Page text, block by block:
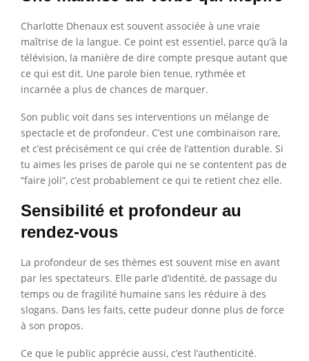
Charlotte Dhenaux est souvent associée à une vraie
maîtrise de la langue. Ce point est essentiel, parce qu’à la
télévision, la manière de dire compte presque autant que
ce qui est dit. Une parole bien tenue, rythmée et
incarnée a plus de chances de marquer.
Son public voit dans ses interventions un mélange de
spectacle et de profondeur. C’est une combinaison rare,
et c’est précisément ce qui crée de l’attention durable. Si
tu aimes les prises de parole qui ne se contentent pas de
“faire joli”, c’est probablement ce qui te retient chez elle.
Sensibilité et profondeur au
rendez-vous
La profondeur de ses thèmes est souvent mise en avant
par les spectateurs. Elle parle d’identité, de passage du
temps ou de fragilité humaine sans les réduire à des
slogans. Dans les faits, cette pudeur donne plus de force
à son propos.
Ce que le public apprécie aussi, c’est l’authenticité.